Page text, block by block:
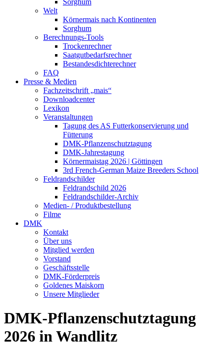
Welt
Körnermais nach Kontinenten
Sorghum
Berechnungs-Tools
Trockenrechner
Saatgutbedarfsrechner
Bestandesdichterechner
FAQ
Presse & Medien
Fachzeitschrift „mais“
Downloadcenter
Lexikon
Veranstaltungen
Tagung des AS Futterkonservierung und
Fütterung
DMK-Pflanzenschutztagung
DMK-Jahrestagung
Körnermaistag 2026 | Göttingen
3rd French-German Maize Breeders School
Feldrandschilder
Feldrandschild 2026
Feldrandschilder-Archiv
Medien- / Produktbestellung
Filme
DMK
Kontakt
Über uns
Mitglied werden
Vorstand
Geschäftsstelle
DMK-Förderpreis
Goldenes Maiskorn
Unsere Mitglieder
DMK-Pflanzenschutztagung
2026 in Wandlitz